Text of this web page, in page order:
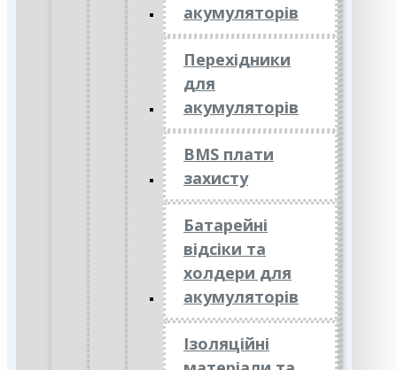
акумуляторів
Перехідники
для
акумуляторів
BMS плати
захисту
Батарейні
відсіки та
холдери для
акумуляторів
Ізоляційні